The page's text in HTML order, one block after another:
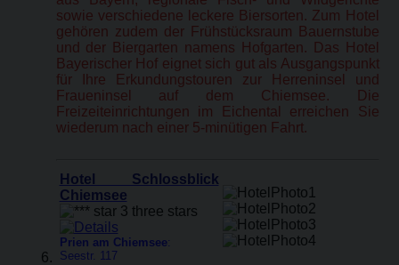
sowie verschiedene leckere Biersorten. Zum Hotel
gehören zudem der Frühstücksraum Bauernstube
und der Biergarten namens Hofgarten. Das Hotel
Bayerischer Hof eignet sich gut als Ausgangspunkt
für Ihre Erkundungstouren zur Herreninsel und
Fraueninsel auf dem Chiemsee. Die
Freizeiteinrichtungen im Eichental erreichen Sie
wiederum nach einer 5-minütigen Fahrt.
Hotel Schlossblick
Chiemsee
Prien am Chiemsee:
Seestr. 117